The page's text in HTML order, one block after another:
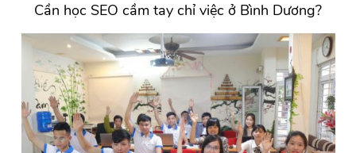
Cần học SEO cầm tay chỉ việc ở Bình Dương?